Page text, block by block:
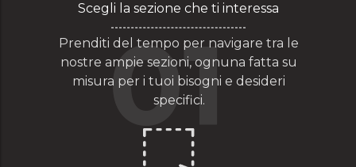
01
Scegli la sezione che ti interessa
Prenditi del tempo per navigare tra le
nostre ampie sezioni, ognuna fatta su
misura per i tuoi bisogni e desideri
specifici.